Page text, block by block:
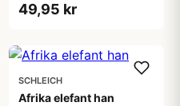
49,95 kr
SCHLEICH
Afrika elefant han